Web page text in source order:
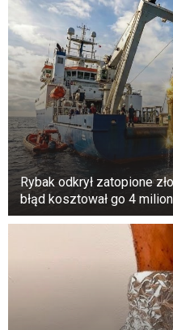
“W tym czasie Jezus
a jego uczniowie
kłosy i jeść.
Rybak odkrył zatopione
błąd kosztował go 4